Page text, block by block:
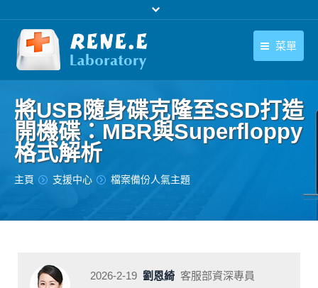
菜單
下載中心
聯絡我們
繁體中文
將USB隨身碟克隆至SSD打造
開機碟：MBR與Superfloppy
格式解析
您在此处：
主頁 支援中心 檔案備份人氣主題
2026-2-19 劉恩綺 客服部資深專員